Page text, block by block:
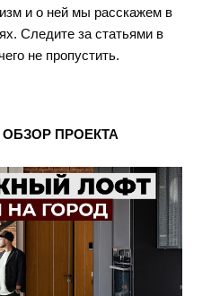
и о ней мы расскажем в
Следите за статьями в
не пропустить.
ПРОЕКТА